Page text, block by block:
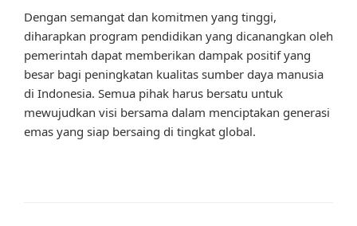
Dengan semangat dan komitmen yang tinggi,
diharapkan program pendidikan yang dicanangkan oleh
pemerintah dapat memberikan dampak positif yang
besar bagi peningkatan kualitas sumber daya manusia
di Indonesia. Semua pihak harus bersatu untuk
mewujudkan visi bersama dalam menciptakan generasi
emas yang siap bersaing di tingkat global.